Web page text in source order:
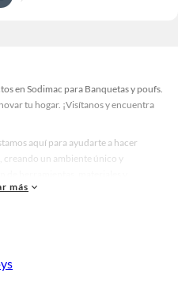
en Sodimac para Banquetas y poufs.
tu hogar. ¡Visítanos y encuentra
aquí para ayudarte a hacer
creando un ambiente único y
un espacio más tú.
decoración, estamos aquí para hacer
lo que tenemos para ofrecerte en
y poufs en Sodimac
para tus proyectos y
más